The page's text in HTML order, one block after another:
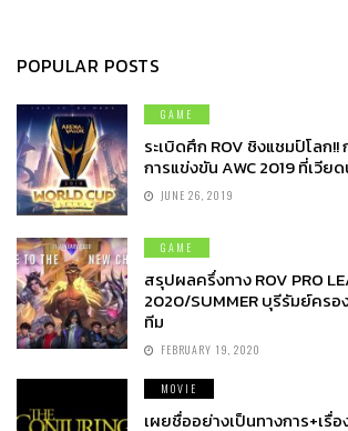
POPULAR POSTS
GAME
ระเบิดศึก ROV ชิงแชมป์โลก
การแข่งขัน AWC 2019 ที่เวีย
JUNE 26, 2019
GAME
สรุปผลครึ่งทาง ROV PRO
2020/SUMMER บุรีรัมย์ครอ
ทีม
FEBRUARY 19, 2020
MOVIE
เผยชื่ออย่างเป็นทางการ+เรื่